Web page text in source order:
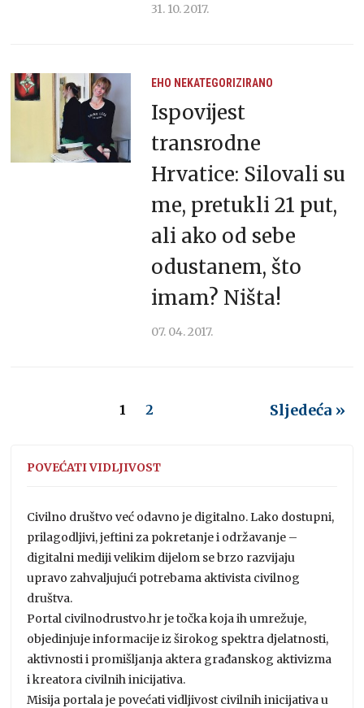
31. 10. 2017.
EHO NEKATEGORIZIRANO
Ispovijest
transrodne
Hrvatice: Silovali su
me, pretukli 21 put,
ali ako od sebe
odustanem, što
imam? Ništa!
07. 04. 2017.
1 2 Sljedeća »
POVEĆATI VIDLJIVOST
Civilno društvo već odavno je digitalno. Lako dostupni,
prilagodljivi, jeftini za pokretanje i održavanje –
digitalni mediji velikim dijelom se brzo razvijaju
upravo zahvaljujući potrebama aktivista civilnog
društva.
Portal civilnodrustvo.hr je točka koja ih umrežuje,
objedinjuje informacije iz širokog spektra djelatnosti,
aktivnosti i promišljanja aktera građanskog aktivizma
i kreatora civilnih inicijativa.
Misija portala je povećati vidljivost civilnih inicijativa u